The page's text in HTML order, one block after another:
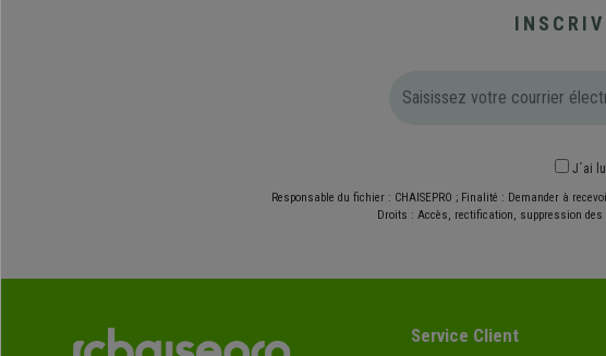
J´ai
Responsable du fichier : CHAISEPRO ; Finalité : Demander à
Droits : Accès, rectification, suppression
Service Client